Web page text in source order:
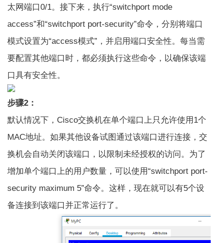
太网端口0/1。接下来，执行“switchport mode
access”和“switchport port-security”命令，分别将端口
模式设置为“access模式”，并启用端口安全性。每当需
要配置其他端口时，都必须执行这些命令，以确保该端
口具有安全性。
步骤2：
默认情况下，Cisco交换机在单个端口上只允许使用1个
MAC地址。如果其他设备试图通过该端口进行连接，交
换机会自动关闭该端口，以限制未经授权的访问。为了
增加单个端口上的用户数量，可以使用“switchport port-
security maximum 5”命令。这样，现在就可以有5个设
备连接到该端口并正常运行了。